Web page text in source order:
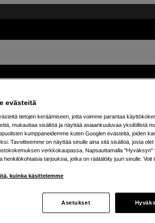
% alennusta teenage engineering -
evästeitä
tietojen keräämiseen, jotta voimme parantaa
mukauttaa sisältöä ja näyttää asiaankuuluvaa yksilöllistä
kumppaneidemme kuten Googlen evästeitä, joiden
Tavoitteemme on näyttää sinulle aina sitä sisältöä, josta
verkkokaupassa. Napsauttamalla "Hyväksyn"
henkilökohtaisia tarjouksia, jotka on räätälöity juuri sinulle. Voit
kuinka käsittelemme
Asetukset